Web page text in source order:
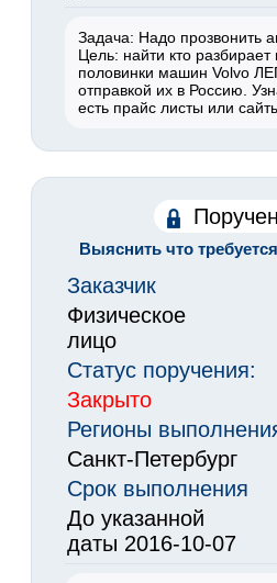
Задача: Надо прозвонить
Цель: найти кто
половинки машин Volvo
отправкой их в Россию.
есть прайс листы или
Выяснить что
Заказчик
Физическое
лицо
Статус поручения:
Закрыто
Регионы
Санкт-Петербург
Срок выполнения
До указанной
даты 2016-10-07